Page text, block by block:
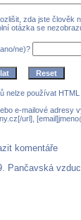
zda jste člověk
otázka se
ne)?
nelze používat HTML
e-mailové adresy
url],
komentáře
Pančavská